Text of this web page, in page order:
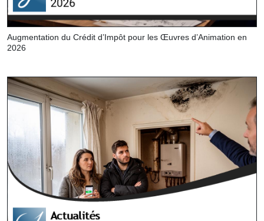
Augmentation du Crédit d’Impôt pour les Œuvres d’Animation en
2026